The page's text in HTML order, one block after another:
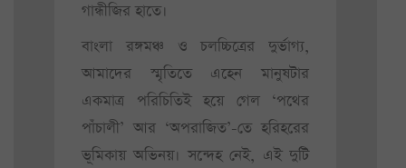
গান্ধীজির হাতে।
বাংলা রঙ্গমঞ্চ ও চলচ্চিত্রের দুর্ভাগ্য,
আমাদের স্মৃতিতে এহেন মানুষটার
একমাত্র পরিচিতিই হয়ে গেল ‘পথের
পাঁচালী’ আর ‘অপরাজিত’-তে হরিহরের
ভূমিকায় অভিনয়। সন্দেহ নেই, এই দুটি